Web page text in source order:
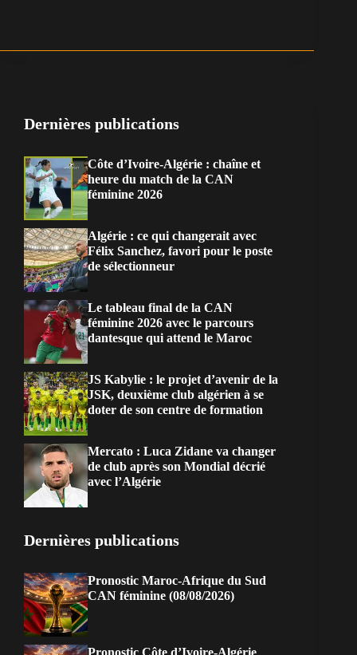
Dernières publications
Côte d’Ivoire-Algérie : chaîne et
heure du match de la CAN
féminine 2026
Algérie : ce qui changerait avec
Félix Sanchez, favori pour le poste
de sélectionneur
Le tableau final de la CAN
féminine 2026 avec le parcours
dantesque qui attend le Maroc
JS Kabylie : le projet d’avenir de la
JSK, deuxième club algérien à se
doter de son centre de formation
Mercato : Luca Zidane va changer
de club après son Mondial décrié
avec l’Algérie
Dernières publications
Pronostic Maroc-Afrique du Sud
CAN féminine (08/08/2026)
Pronostic Côte d’Ivoire-Algérie